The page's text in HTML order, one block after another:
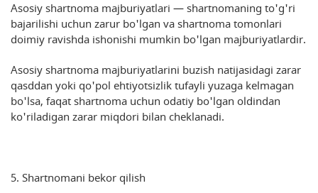
Asosiy shartnoma majburiyatlari — shartnomaning to'g'ri
bajarilishi uchun zarur bo'lgan va shartnoma tomonlari
doimiy ravishda ishonishi mumkin bo'lgan majburiyatlardir.
Asosiy shartnoma majburiyatlarini buzish natijasidagi zarar
qasddan yoki qo'pol ehtiyotsizlik tufayli yuzaga kelmagan
bo'lsa, faqat shartnoma uchun odatiy bo'lgan oldindan
ko'riladigan zarar miqdori bilan cheklanadi.
5. Shartnomani bekor qilish